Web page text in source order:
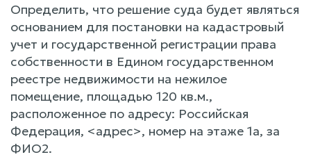
Определить, что решение суда будет являться
основанием для постановки на кадастровый
учет и государственной регистрации права
собственности в Едином государственном
реестре недвижимости на нежилое
помещение, площадью 120 кв.м.,
расположенное по адресу: Российская
Федерация, <адрес>, номер на этаже 1а, за
ФИО2.